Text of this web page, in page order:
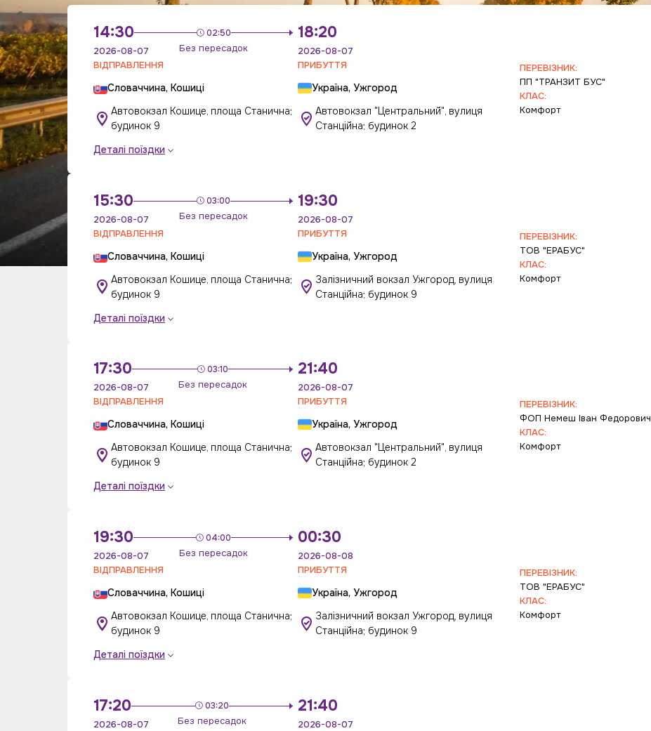
14:30 02:50
Без пересадок
2026-08-07
ВІДПРАВЛЕННЯ
Словаччина, Кошиці
Автовокзал Кошице, площа Станична;
будинок 9
Деталі поїздки
18:20
2026-08-07
ПРИБУТТЯ
Україна, Ужгород
Автовокзал "Центральний", вулиця
Станційна; будинок 2
ПЕРЕВІЗНИК:
ПП "ТРАНЗИТ БУС"
КЛАС:
Комфорт
15:30 03:00
Без пересадок
2026-08-07
ВІДПРАВЛЕННЯ
Словаччина, Кошиці
Автовокзал Кошице, площа Станична;
будинок 9
Деталі поїздки
19:30
2026-08-07
ПРИБУТТЯ
Україна, Ужгород
Залізничний вокзал Ужгород, вулиця
Станційна; будинок 9
ПЕРЕВІЗНИК:
ТОВ "ЕРАБУС"
КЛАС:
Комфорт
17:30 03:10
Без пересадок
2026-08-07
ВІДПРАВЛЕННЯ
Словаччина, Кошиці
Автовокзал Кошице, площа Станична;
будинок 9
Деталі поїздки
21:40
2026-08-07
ПРИБУТТЯ
Україна, Ужгород
Автовокзал "Центральний", вулиця
Станційна; будинок 2
ПЕРЕВІЗНИК:
ФОП Немеш Іван Федорович
КЛАС:
Комфорт
19:30 04:00
Без пересадок
2026-08-07
ВІДПРАВЛЕННЯ
Словаччина, Кошиці
Автовокзал Кошице, площа Станична;
будинок 9
Деталі поїздки
00:30
2026-08-08
ПРИБУТТЯ
Україна, Ужгород
Залізничний вокзал Ужгород, вулиця
Станційна; будинок 9
ПЕРЕВІЗНИК:
ТОВ "ЕРАБУС"
КЛАС:
Комфорт
17:20 03:20
Без пересадок
2026-08-07
21:40
2026-08-07